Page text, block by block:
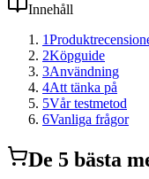
Innehåll
1
2Köpguide
3Användning
4Att tänka på
5Vår testmetod
6Vanliga frågor
De 5 bästa